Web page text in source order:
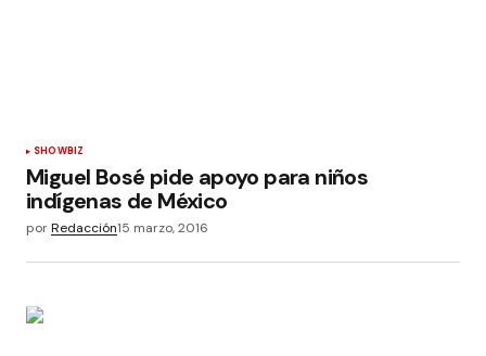
SHOWBIZ
Miguel Bosé pide apoyo para niños
indígenas de México
porRedacción15 marzo, 2016